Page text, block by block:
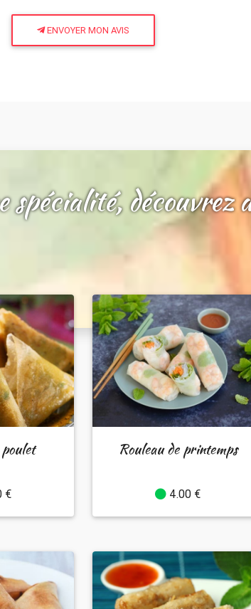
ENVOYER MON AVIS
spécialité, découvrez
€
Rouleau de printemps
4.00 €